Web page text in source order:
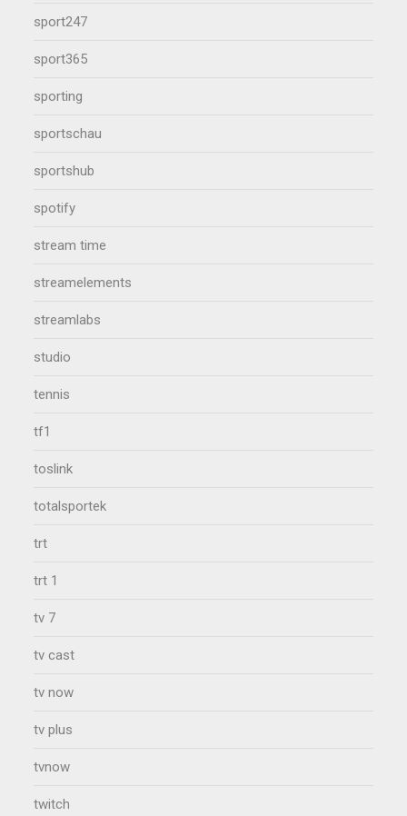
sport247
sport365
sporting
sportschau
sportshub
spotify
stream time
streamelements
streamlabs
studio
tennis
tf1
toslink
totalsportek
trt
trt 1
tv 7
tv cast
tv now
tv plus
tvnow
twitch